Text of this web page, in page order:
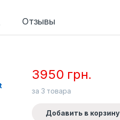
Отзывы
3950 грн.
за 3 товара
Добавить в корзину